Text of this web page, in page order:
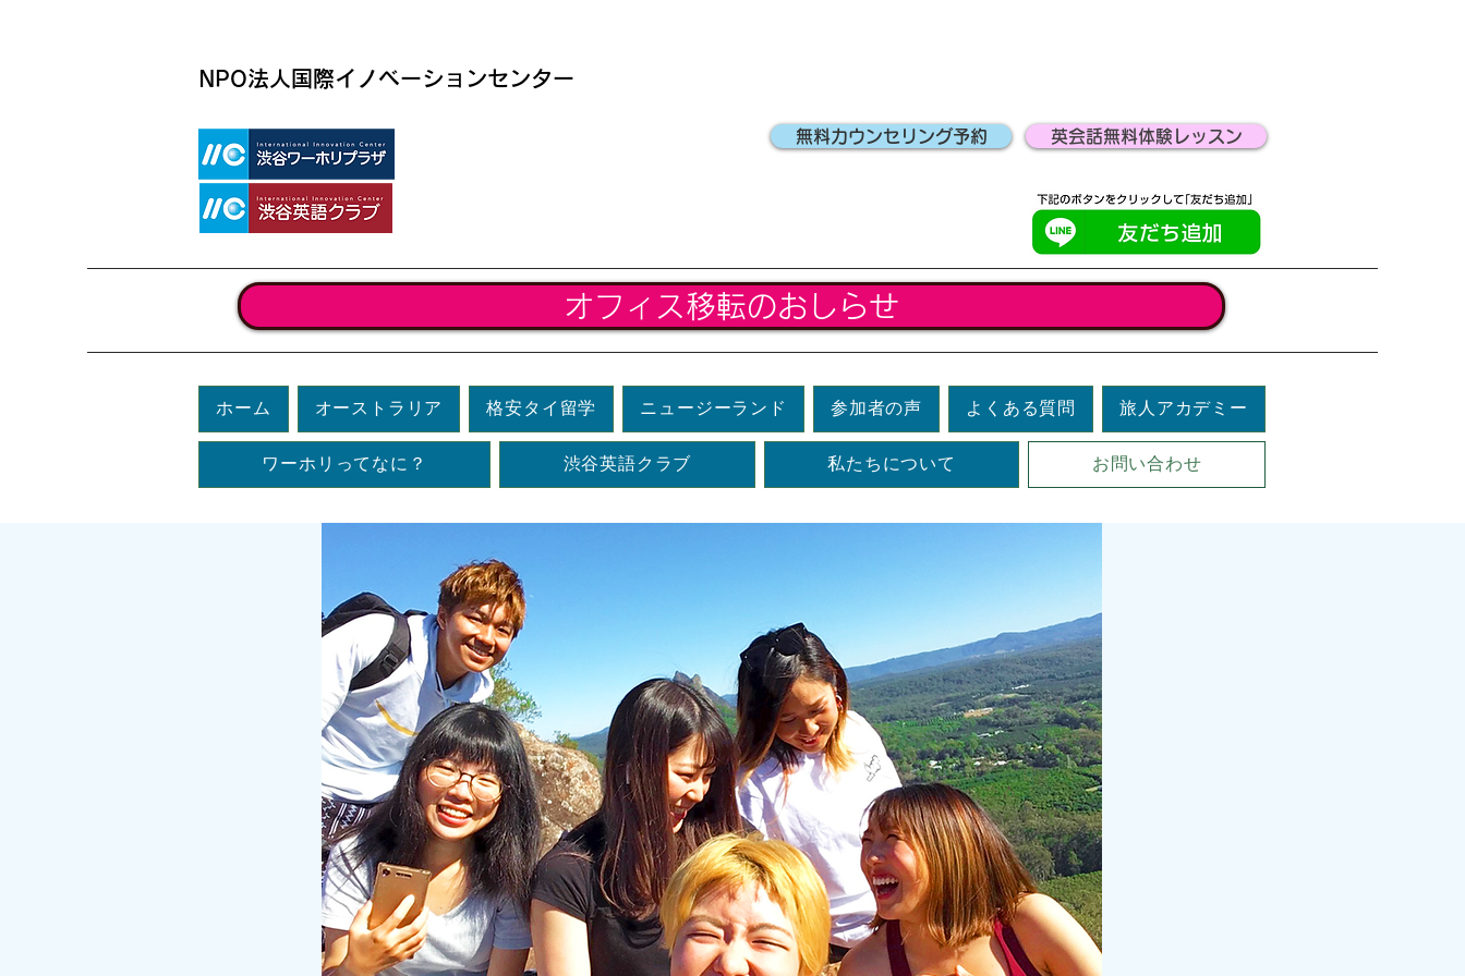
​NPO法人国際イノベーションセンター
無料カウンセリング予約 英会話無料体験レッスン
オフィス移転のおしらせ
ホーム オーストラリア 格安タイ留学 ニュージーランド 参加者の声 よくある質問 旅人アカデミー
ワーホリってなに？ 渋谷英語クラブ 私たちについて お問い合わせ